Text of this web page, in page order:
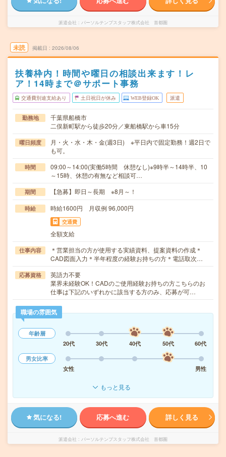
派遣会社 パーソルテンプスタッフ株式会社 首都圏
未読 掲載日 2026/08/06
扶養枠内！時間や曜日の相談出来ます！レ
ア！14時まで＠サポート事務
交通費別途支給あり 土日祝日が休み WEB登録OK 派遣
勤務地
千葉県船橋市
二俣新町駅から徒歩20分／東船橋駅から車15分
曜日頻度
月・火・水・木・金(週3日) ※平日内で固定勤務！週2日で
も可。
時間
09:00～14:00(実働5時間 休憩なし)※9時半～14時半、10
～15時、休憩の有無など相談可…
期間 【急募】即日～長期 ※8月～！
時給 時給1600円 月収例 96,000円
交通費
全額支給
仕事内容
＊営業担当の方が使用する実績資料、提案資料の作成＊
CAD図面入力＊半年程度の経験お持ちの方＊電話取次…
応募資格
英語力不要
業界未経験OK！CADのご使用経験お持ちの方こちらのお
仕事は下記のいずれかに該当する方のみ、応募が可…
職場の雰囲気
年齢層
20代
30代 40代 50代
60代
男女比率
女性
男性
もっと見る
気になる! 応募へ進む 詳しく見る
派遣会社 パーソルテンプスタッフ株式会社 首都圏